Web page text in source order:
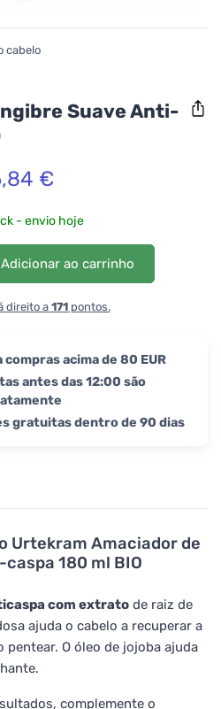
Urtekram Amaciador de
180 ml BIO
com extrato de raiz de
ajuda o cabelo a recuperar a
O óleo de jojoba ajuda
complemente o
cabelo
Suave Anti-
€
- envio hoje
Adicionar ao carrinho
direito a 171pontos.
acima de 80 EUR
antes das 12:00 são
gratuitas dentro de 90 dias